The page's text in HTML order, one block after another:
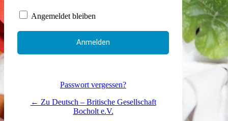
Angemeldet bleiben
Passwort vergessen?
← Zu Deutsch – Britische Gesellschaft
Bocholt e.V.